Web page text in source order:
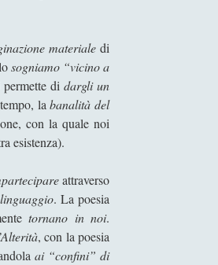
materialedi
sogniamo “vicino a
didargli un
labanalità del
con la quale noi
esistenza).
attraverso
. La poesia
tornano in noi.
, con la poesia
ai “confini” di